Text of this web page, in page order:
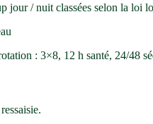
jour / nuit classées selon la loi
: 3×8, 12 h santé, 24/48